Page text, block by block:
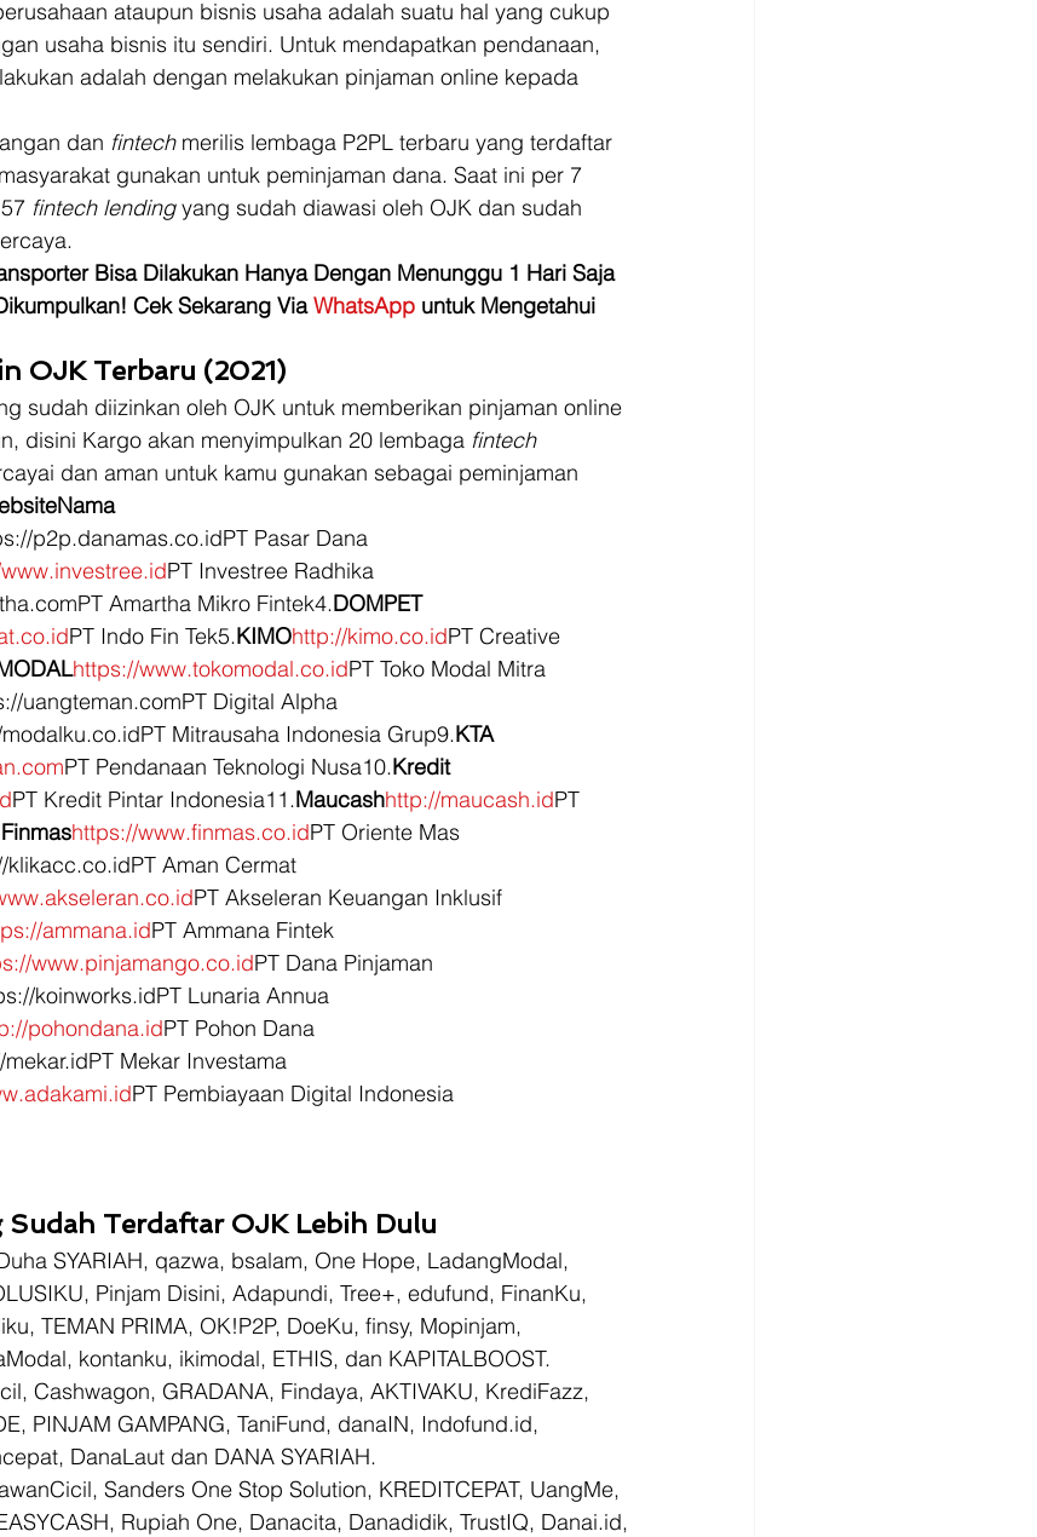
ataupun bisnis usaha adalah suatu hal yang cukup
usaha bisnis itu sendiri. Untuk mendapatkan pendanaan,
adalah dengan melakukan pinjaman online kepada
dan fintech merilis lembaga P2PL terbaru yang terdaftar
gunakan untuk peminjaman dana. Saat ini per 7
fintech lending yang sudah diawasi oleh OJK dan sudah
Bisa Dilakukan Hanya Dengan Menunggu 1 Hari Saja
Cek Sekarang Via WhatsApp untuk Mengetahui
OJK Terbaru (2021)
sudah diizinkan oleh OJK untuk memberikan pinjaman online
disini Kargo akan menyimpulkan 20 lembaga fintech
dan aman untuk kamu gunakan sebagai peminjaman
p2p.danamas.co.idPT Pasar Dana
PT Investree Radhika
Amartha Mikro Fintek4.DOMPET
PT Indo Fin Tek5.KIMOhttp://kimo.co.idPT Creative
https://www.tokomodal.co.idPT Toko Modal Mitra
uangteman.comPT Digital Alpha
Mitrausaha Indonesia Grup9.KTA
PT Pendanaan Teknologi Nusa10.Kredit
PT Kredit Pintar Indonesia11.Maucashhttp://maucash.idPT
Finmashttps://www.finmas.co.idPT Oriente Mas
klikacc.co.idPT Aman Cermat
PT Akseleran Keuangan Inklusif
ammana.idPT Ammana Fintek
www.pinjamango.co.idPT Dana Pinjaman
koinworks.idPT Lunaria Annua
pohondana.idPT Pohon Dana
Mekar Investama
PT Pembiayaan Digital Indonesia
Sudah Terdaftar OJK Lebih Dulu
SYARIAH, qazwa, bsalam, One Hope, LadangModal,
Pinjam Disini, Adapundi, Tree+, edufund, FinanKu,
TEMAN PRIMA, OK!P2P, DoeKu, finsy, Mopinjam,
kontanku, ikimodal, ETHIS, dan KAPITALBOOST.
Cashwagon, GRADANA, Findaya, AKTIVAKU, KrediFazz,
PINJAM GAMPANG, TaniFund, danaIN, Indofund.id,
DanaLaut dan DANA SYARIAH.
Sanders One Stop Solution, KREDITCEPAT, UangMe,
Rupiah One, Danacita, Danadidik, TrustIQ, Danai.id,